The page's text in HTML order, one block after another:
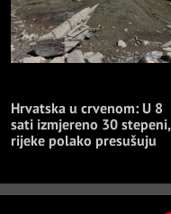
Hrvatska u crvenom: U 8
sati izmjereno 30 stepeni,
rijeke polako presušuju